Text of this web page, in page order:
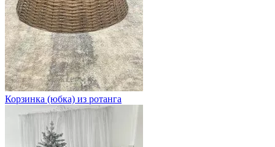
Корзинка (юбка) из ротанга